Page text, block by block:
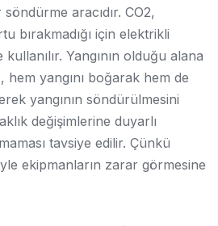
aracıdır. CO2,
bırakmadığı için elektrikli
Yangının olduğu alana
yangını boğarak hem de
yangının söndürülmesini
değişimlerine duyarlı
tavsiye edilir. Çünkü
ekipmanların zarar görmesine